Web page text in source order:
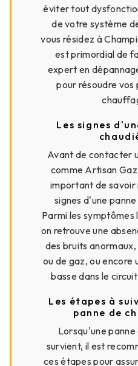
éviter tout
de votre système
vous résidez à
est primordial de
expert en
pour résoudre vos
Les signes
Avant de contacter
comme Artisan
important de savoir
signes d'une
Parmi les symptômes
on retrouve une
des bruits
ou de gaz, ou encore
basse dans le
Les étapes à
panne de
Lorsqu'une
survient, il est
ces étapes pour